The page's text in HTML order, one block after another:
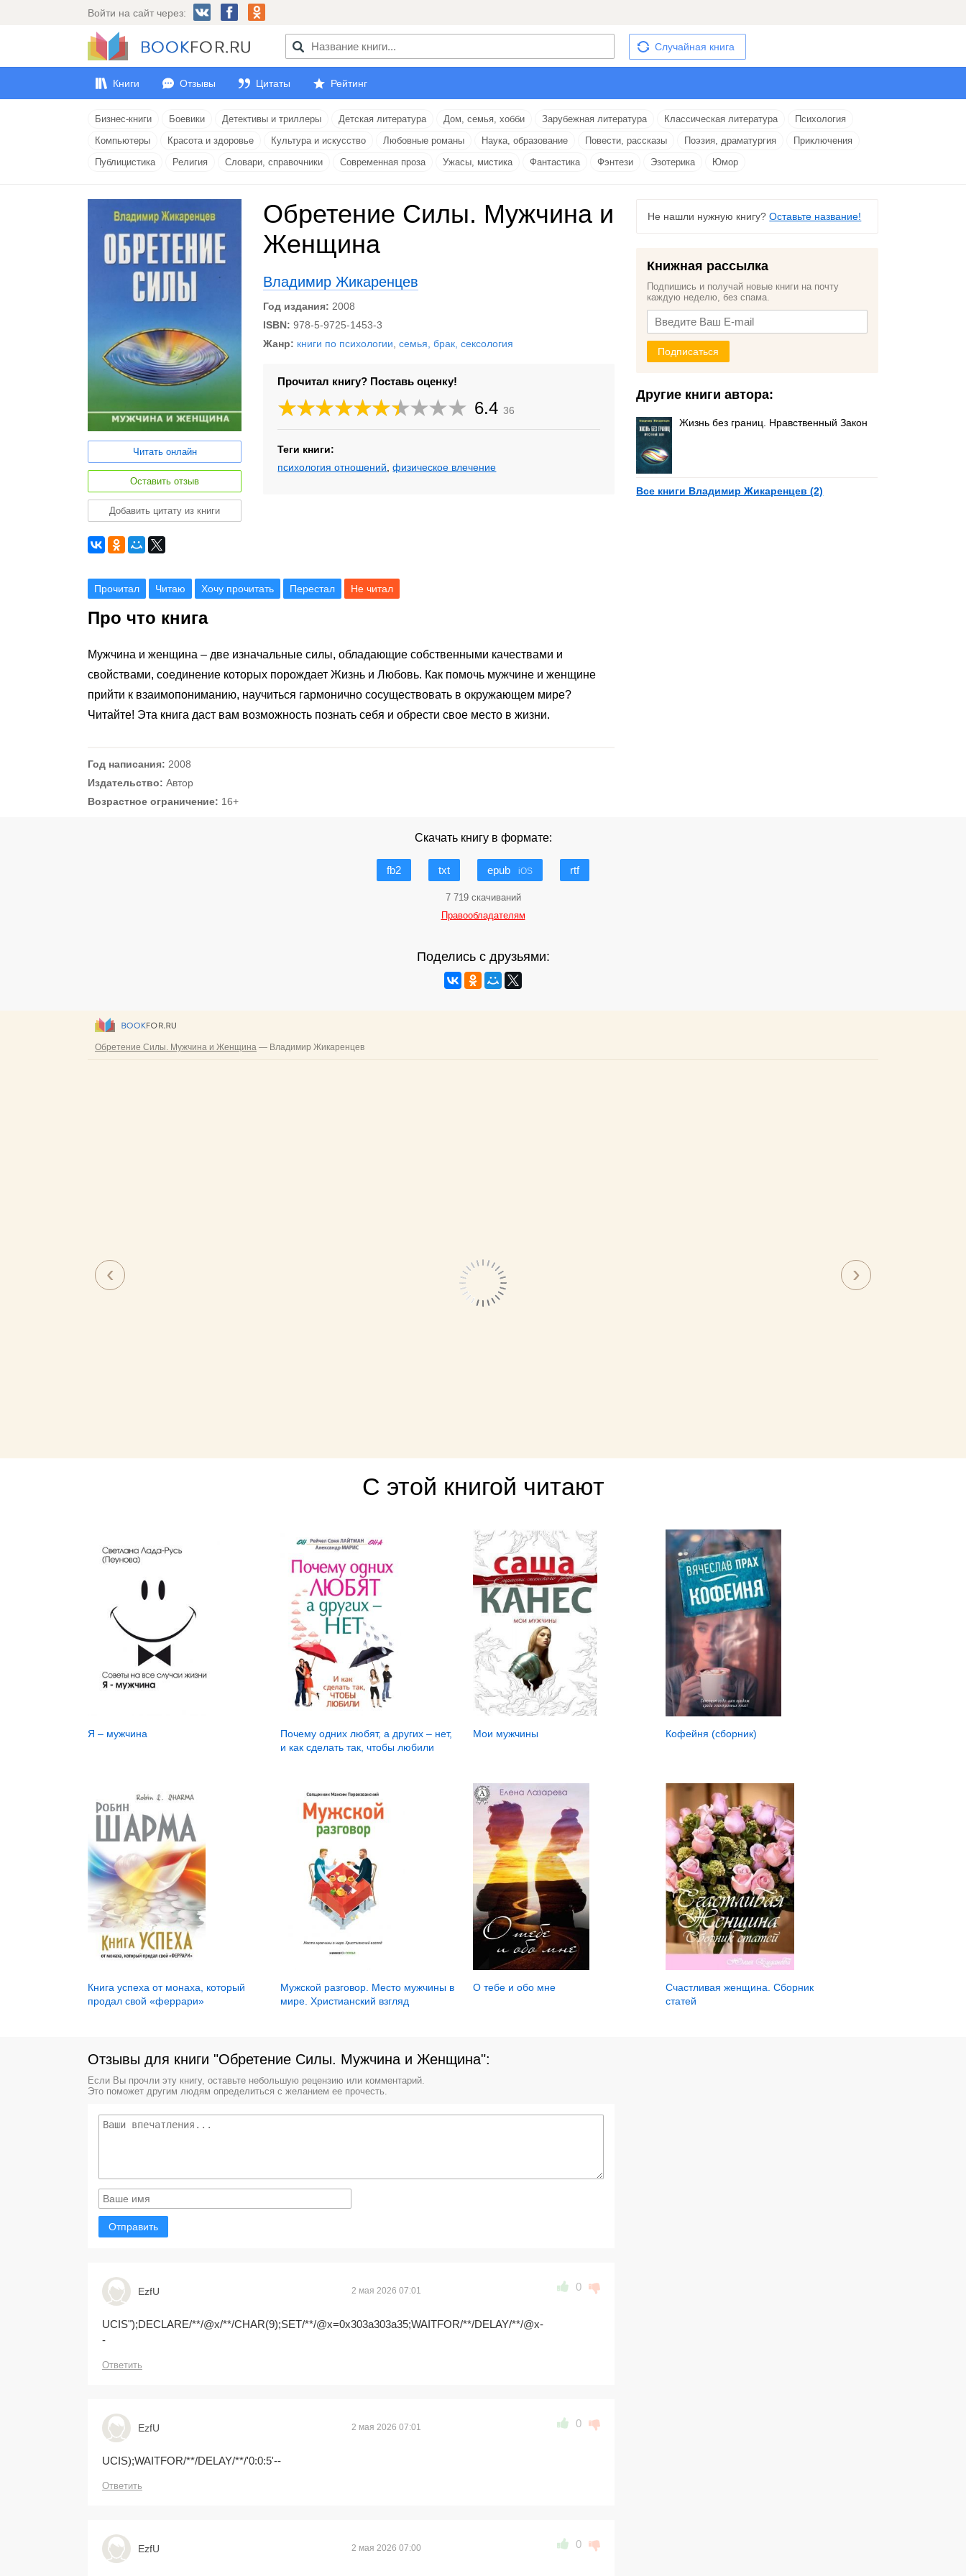
Войти на сайт через:
Случайная книга
Книги Отзывы Цитаты Рейтинг
Бизнес-книги Боевики Детективы и триллеры Детская литература Дом, семья, хобби Зарубежная литература Классическая литература
Психология
Компьютеры
Красота и здоровье Культура и искусство Любовные романы Наука, образование Повести, рассказы Поэзия, драматургия
Приключения
Публицистика
Религия Словари, справочники Современная проза Ужасы, мистика Фантастика Фэнтези Эзотерика Юмор
Читать онлайн
Оставить отзыв
Добавить цитату из книги
Обретение Силы. Мужчина и
Женщина
Владимир Жикаренцев
Год издания: 2008
ISBN: 978-5-9725-1453-3
Жанр: книги по психологии ,семья, брак, сексология
Прочитал книгу? Поставь оценку!
6.4 36
Теги книги:
психология отношений ,физическое влечение
Прочитал Читаю Хочу прочитать Перестал Не читал
Про что книга
Мужчина и женщина – две изначальные силы, обладающие собственными качествами и
свойствами, соединение которых порождает Жизнь и Любовь. Как помочь мужчине и женщине
прийти к взаимопониманию, научиться гармонично сосуществовать в окружающем мире?
Читайте! Эта книга даст вам возможность познать себя и обрести свое место в жизни.
Год написания: 2008
Издательство: Автор
Возрастное ограничение: 16+
Не нашли нужную книгу?Оставьте название!
Книжная рассылка
Подпишись и получай новые книги на почту
каждую неделю, без спама.
Подписаться
Другие книги автора:
Жизнь без границ. Нравственный Закон
Все книги Владимир Жикаренцев (2)
Скачать книгу в формате:
fb2 txt epub iOS rtf
7 719 скачиваний
Правообладателям
Поделись с друзьями:
С этой книгой читают
Я – мужчина
Почему одних любят, а других – нет,
и как сделать так, чтобы любили
Мои мужчины Кофейня (сборник)
Книга успеха от монаха, который
продал свой «феррари»
Мужской разговор. Место мужчины в
мире. Христианский взгляд
О тебе и обо мне
Счастливая женщина. Сборник
статей
Отзывы для книги "Обретение Силы. Мужчина и Женщина":
Если Вы прочли эту книгу, оставьте небольшую рецензию или комментарий.
Это поможет другим людям определиться с желанием ее прочесть.
Отправить
EzfU 2 мая 2026 07:01 0
UCIS");DECLARE/**/@x/**/CHAR(9);SET/**/@x=0x303a303a35;WAITFOR/**/DELAY/**/@x-
-
Ответить
EzfU 2 мая 2026 07:01 0
UCIS);WAITFOR/**/DELAY/**/'0:0:5'--
Ответить
EzfU 2 мая 2026 07:00 0